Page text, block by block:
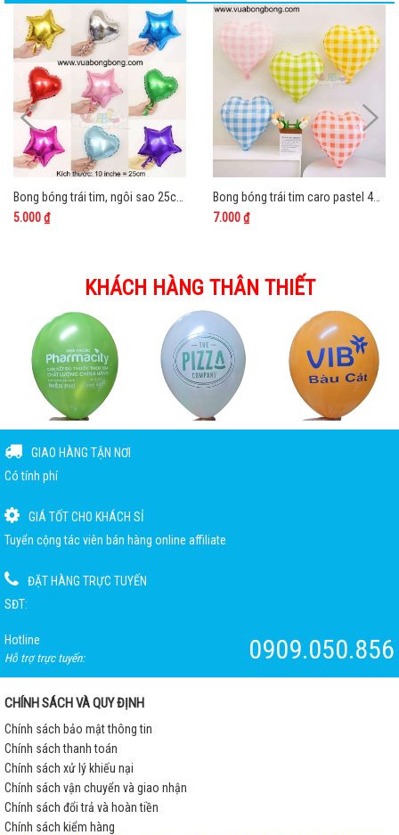
5.000 ₫
Bong bóng trái tim caro pastel 45cm nilon
7.000 ₫
KHÁCH HÀNG THÂN THIẾT
GIAO HÀNG TẬN NƠI
Có tính phí
GIÁ TỐT CHO KHÁCH SỈ
Tuyển cộng tác viên bán hàng online affiliate
ĐẶT HÀNG TRỰC TUYẾN
SĐT:
Hotline
Hỗ trợ trực tuyến: 0909.050.856
CHÍNH SÁCH VÀ QUY ĐỊNH
Chính sách bảo mật thông tin
Chính sách thanh toán
Chính sách xử lý khiếu nại
Chính sách vận chuyển và giao nhận
Chính sách đổi trả và hoàn tiền
Chính sách kiểm hàng